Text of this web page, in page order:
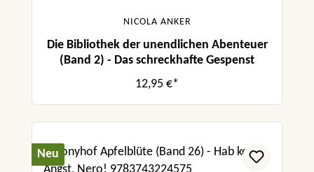
NICOLA ANKER
Die Bibliothek der unendlichen Abenteuer
(Band 2) - Das schreckhafte Gespenst
12,95 €*
Neu